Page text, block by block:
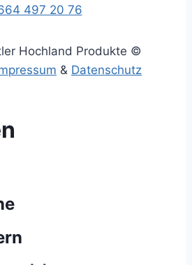
497 20 76
Hochland Produkte ©
& Datenschutz